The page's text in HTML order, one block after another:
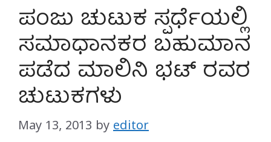
ಪಂಜು ಚುಟುಕ ಸ್ಪರ್ಧೆಯಲ್ಲಿ
ಸಮಾಧಾನಕರ ಬಹುಮಾನ
ಪಡೆದ ಮಾಲಿನಿ ಭಟ್ ರವರ
ಚುಟುಕಗಳು
May 13, 2013 by editor